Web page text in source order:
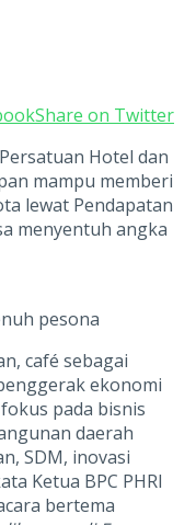
Share on Twitter
Hotel dan
mampu memberi
lewat Pendapatan
menyentuh angka
pesona
café sebagai
ekonomi
pada bisnis
daerah
SDM, inovasi
Ketua BPC PHRI
bertema